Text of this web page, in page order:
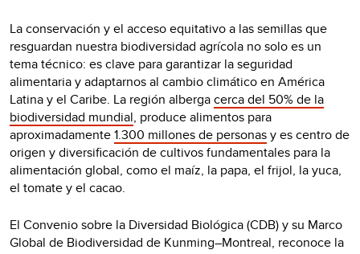
La conservación y el acceso equitativo a las semillas que
resguardan nuestra biodiversidad agrícola no solo es un
tema técnico: es clave para garantizar la seguridad
alimentaria y adaptarnos al cambio climático en América
Latina y el Caribe. La región albergacerca del 50% de la
biodiversidad mundial, produce alimentos para
aproximadamente1.300 millones de personasy es centro de
origen y diversificación de cultivos fundamentales para la
alimentación global, como el maíz, la papa, el frijol, la yuca,
el tomate y el cacao.
El Convenio sobre la Diversidad Biológica (CDB) y su Marco
Global de Biodiversidad de Kunming–Montreal, reconoce la